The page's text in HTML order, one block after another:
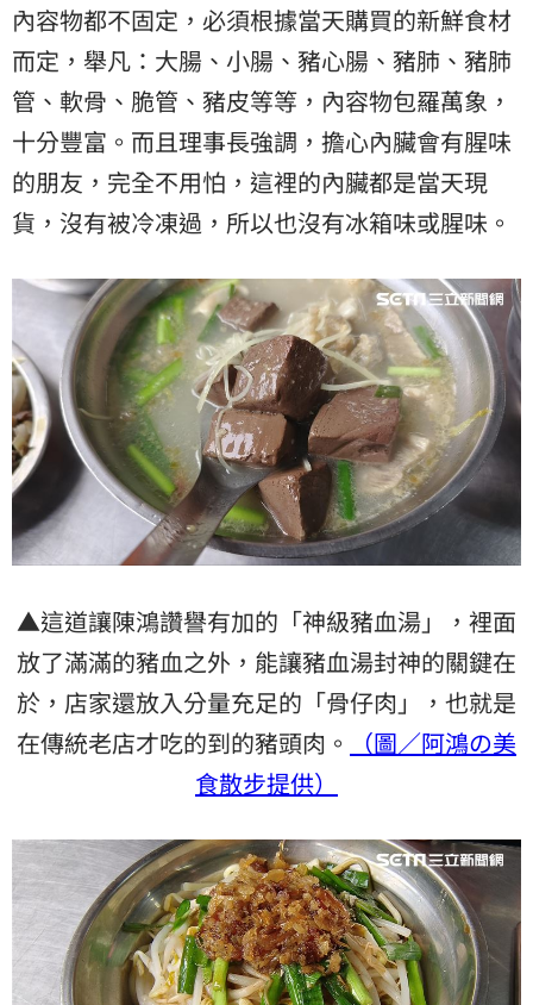
內容物都不固定，必須根據當天購買的新鮮食材
而定，舉凡：大腸、小腸、豬心腸、豬肺、豬肺
管、軟骨、脆管、豬皮等等，內容物包羅萬象，
十分豐富。而且理事長強調，擔心內臟會有腥味
的朋友，完全不用怕，這裡的內臟都是當天現
貨，沒有被冷凍過，所以也沒有冰箱味或腥味。
▲這道讓陳鴻讚譽有加的「神級豬血湯」，裡面
放了滿滿的豬血之外，能讓豬血湯封神的關鍵在
於，店家還放入分量充足的「骨仔肉」，也就是
在傳統老店才吃的到的豬頭肉。
（圖／阿鴻の美
食散步提供）